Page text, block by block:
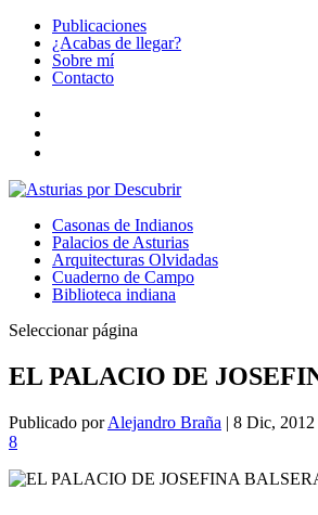
Publicaciones
¿Acabas de llegar?
Sobre mí
Contacto
Casonas de Indianos
Palacios de Asturias
Arquitecturas Olvidadas
Cuaderno de Campo
Biblioteca indiana
Seleccionar página
EL PALACIO DE
Publicado porAlejandro Braña | 8 Dic, 2012
8